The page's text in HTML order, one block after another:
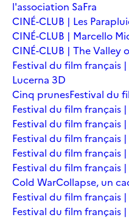
l'association SaFra
CINÉ-CLUB | Les
CINÉ-CLUB | Marcello
CINÉ-CLUB | The Valley
Festival du film français
Lucerna 3D
Cinq prunesFestival du
Festival du film français
Festival du film français
Festival du film français
Festival du film français
Festival du film français
Cold WarCollapse, un
Festival du film français
Festival du film français